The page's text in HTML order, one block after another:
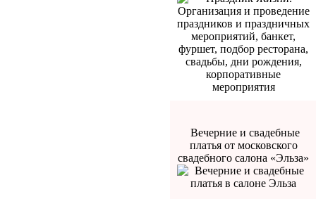
Вечерние и cвадебные
платья от московского
свадебного салона «Эльза»